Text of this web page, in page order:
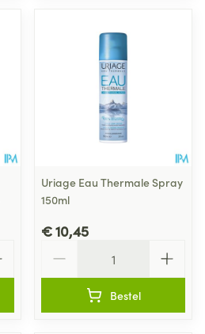
Uriage Eau Thermale Spray
150ml
€ 10,45
Bestel